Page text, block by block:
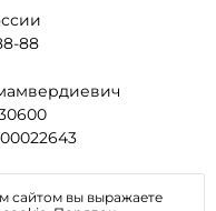
88
сайтом вы выражаете